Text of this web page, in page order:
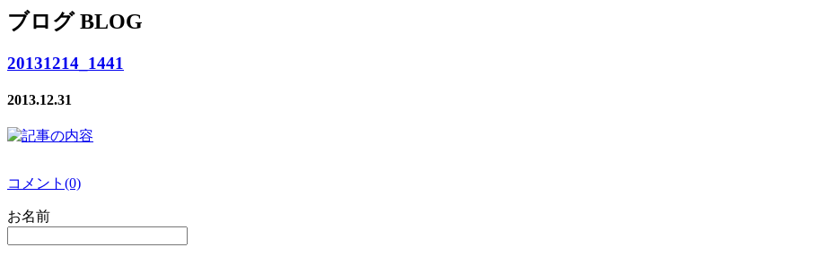
ブログ BLOG
20131214_1441
2013.12.31
コメント(0)
お名前